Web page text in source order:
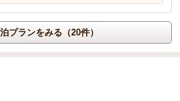
プランをみる（20件）